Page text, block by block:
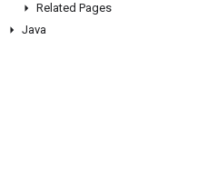
Related Pages
Java